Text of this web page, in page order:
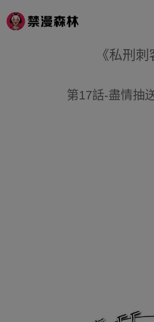
《私刑刺
第17話-盡情抽